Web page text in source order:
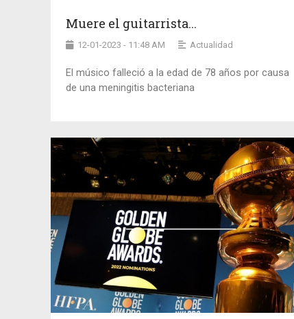
Muere el guitarrista...
12-01-2023 - 11:48 AM Actualidad
El músico falleció a la edad de 78 años por causa
de una meningitis bacteriana